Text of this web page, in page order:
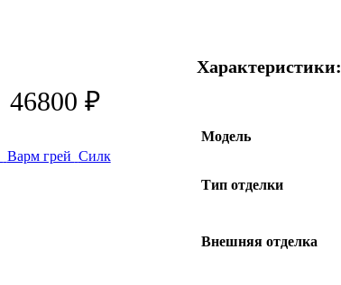
46800 ₽
Варм грей Силк
Характеристики:
Модель
Тип отделки
Внешняя отделка